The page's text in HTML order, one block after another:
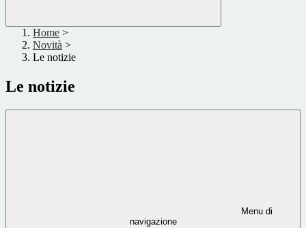
Home >
Novità >
Le notizie
Le notizie
Menu di
navigazione